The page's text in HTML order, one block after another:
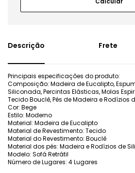
Frete
Principais especificações do produto:
Composição: Madeira de Eucalipto,
Siliconada, Percintas Elásticas, Molas
Tecido Bouclê, Pés de Madeira e Rodízios
Cor: Bege
Estilo: Moderno
Material: Madeira de Eucalipto
Material de Revestimento: Tecido
Material do Revestimento: Bouclê
Material dos pés: Madeira e Rodízios de
Modelo: Sofá Retrátil
Número de Lugares: 4 Lugares